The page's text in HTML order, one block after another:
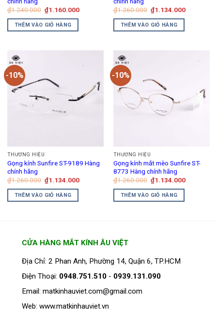
₫1.240.000 Giá
gốc
là:
₫1.240.000.
₫1.160.000Giá
THÊM VÀO GIỎ HÀNG
₫1.260.000 Giá
gốc
là:
₫1.260.000.
₫1.134.000Giá
THÊM VÀO GIỎ HÀNG
-10%
THƯƠNG HIỆU
Gọng kính Sunfire ST-9189 Hàng
chính hãng
₫1.260.000 Giá
gốc
là:
₫1.260.000.
₫1.134.000Giá
THÊM VÀO GIỎ HÀNG
-10%
THƯƠNG HIỆU
Gọng kính mắt mèo Sunfire ST-
8773 Hàng chính hãng
₫1.260.000 Giá
gốc
là:
₫1.260.000.
₫1.134.000Giá
THÊM VÀO GIỎ HÀNG
CỬA HÀNG MẮT KÍNH ÂU VIỆT
Địa Chỉ: 2 Phan Anh, Phường 14, Quận 6, TP.HCM
Điện Thoại: 0948.751.510 - 0939.131.090
Email: matkinhauviet.com@gmail.com
Web: www.matkinhauviet.vn